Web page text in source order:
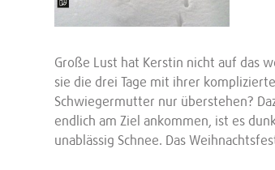
Große Lust hat Kerstin nicht auf das
sie die drei Tage mit ihrer
Schwiegermutter nur überstehen?
endlich am Ziel ankommen, ist es
unablässig Schnee. Das